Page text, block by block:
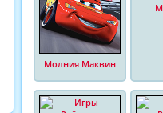
Молния Маквин